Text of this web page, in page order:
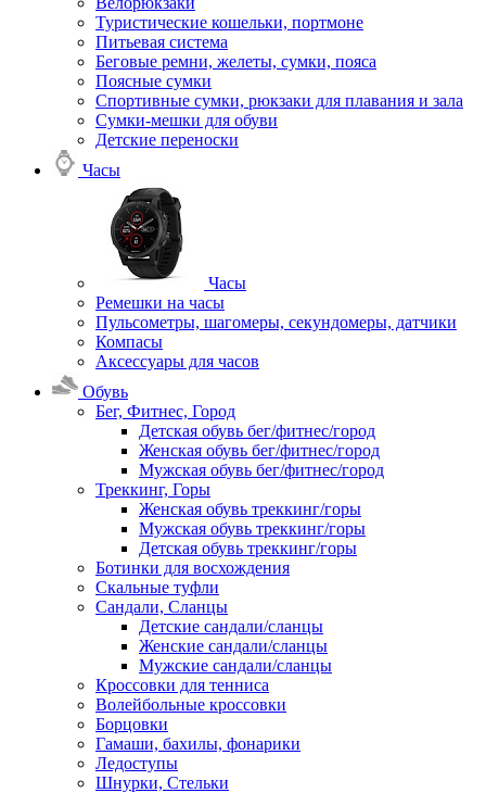
Туристические кошельки, портмоне
Питьевая система
Беговые ремни, желеты, сумки, пояса
Поясные сумки
Спортивные сумки, рюкзаки для плавания и зала
Сумки-мешки для обуви
Детские переноски
Часы
Часы
Ремешки на часы
Пульсометры, шагомеры, секундомеры, датчики
Компасы
Аксессуары для часов
Обувь
Бег, Фитнес, Город
Детская обувь бег/фитнес/город
Женская обувь бег/фитнес/город
Мужская обувь бег/фитнес/город
Треккинг, Горы
Женская обувь треккинг/горы
Мужская обувь треккинг/горы
Детская обувь треккинг/горы
Ботинки для восхождения
Скальные туфли
Сандали, Сланцы
Детские сандали/сланцы
Женские сандали/сланцы
Мужские сандали/сланцы
Кроссовки для тенниса
Волейбольные кроссовки
Борцовки
Гамаши, бахилы, фонарики
Ледоступы
Шнурки, Стельки